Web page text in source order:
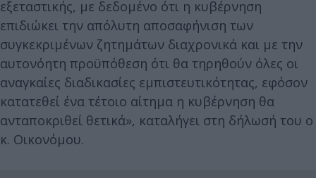
εξεταστικής, με δεδομένο ότι η κυβέρνηση
επιδιώκει την απόλυτη αποσαφήνιση των
συγκεκριμένων ζητημάτων διαχρονικά και με την
αυτονόητη προϋπόθεση ότι θα τηρηθούν όλες οι
αναγκαίες διαδικασίες εμπιστευτικότητας, εφόσον
κατατεθεί ένα τέτοιο αίτημα η κυβέρνηση θα
ανταποκριθεί θετικά», καταλήγει στη δήλωσή του ο
κ. Οικονόμου.